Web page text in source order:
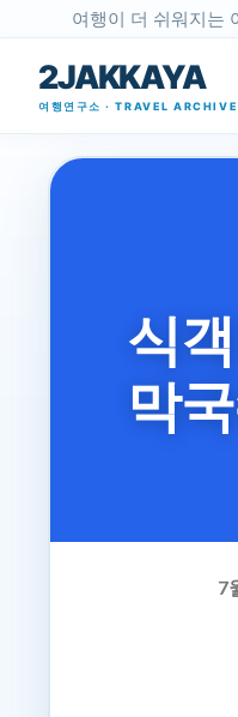
여행이 더 쉬워지는
2JAKKAYA
여행연구소 · TRAVEL ARCHIVE
식
막
7